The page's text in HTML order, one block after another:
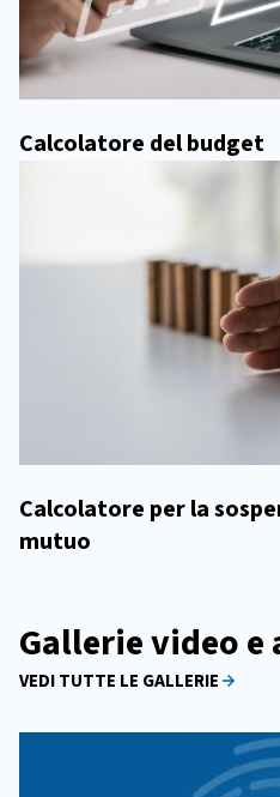
Calcolatore del budget
Calcolatore per la
mutuo
Gallerie video e
VEDI TUTTE LE GALLERIE